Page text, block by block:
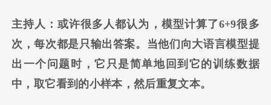
主持人：或许很多人都认为，模型计算了6+9很多
次，每次都是只输出答案。当他们向大语言模型提
出一个问题时，它只是简单地回到它的训练数据
中，取它看到的小样本，然后重复文本。